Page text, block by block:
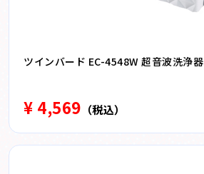
ツインバード EC-4548W 超音波洗浄器
¥ 4,569 （税込）